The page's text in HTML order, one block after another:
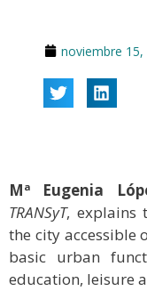
noviembre 15,
Mª Eugenia
TRANSyT, explains
the city accessible
basic urban
education, leisure